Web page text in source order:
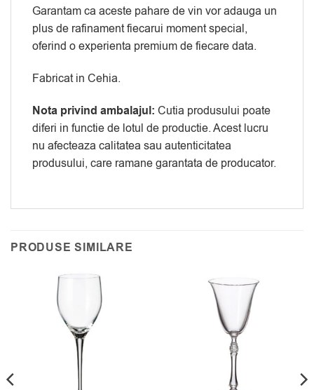
Garantam ca aceste pahare de vin vor adauga un
plus de rafinament fiecarui moment special,
oferind o experienta premium de fiecare data.
Fabricat in Cehia.
Nota privind ambalajul: Cutia produsului poate
diferi in functie de lotul de productie. Acest lucru
nu afecteaza calitatea sau autenticitatea
produsului, care ramane garantata de producator.
PRODUSE SIMILARE